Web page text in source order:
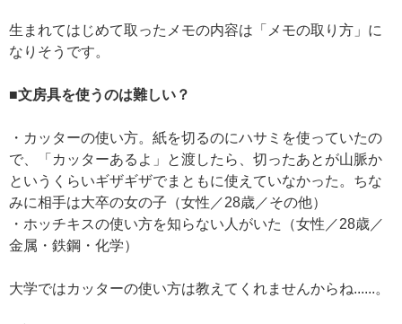
生まれてはじめて取ったメモの内容は「メモの取り方」に
なりそうです。
■文房具を使うのは難しい？
・カッターの使い方。紙を切るのにハサミを使っていたの
で、「カッターあるよ」と渡したら、切ったあとが山脈か
というくらいギザギザでまともに使えていなかった。ちな
みに相手は大卒の女の子（女性／28歳／その他）
・ホッチキスの使い方を知らない人がいた（女性／28歳／
金属・鉄鋼・化学）
大学ではカッターの使い方は教えてくれませんからね......。